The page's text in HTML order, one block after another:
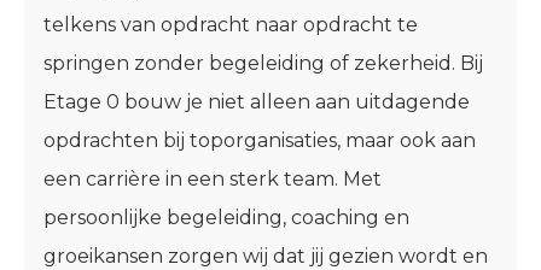
telkens van opdracht naar opdracht te
springen zonder begeleiding of zekerheid. Bij
Etage 0 bouw je niet alleen aan uitdagende
opdrachten bij toporganisaties, maar ook aan
een carrière in een sterk team. Met
persoonlijke begeleiding, coaching en
groeikansen zorgen wij dat jij gezien wordt en